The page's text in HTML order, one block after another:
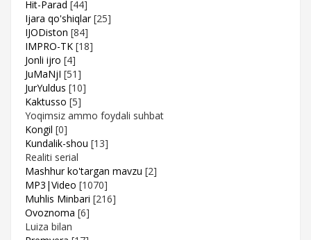
Hit-Parad [44]
Ijara qo'shiqlar [25]
IJODiston [84]
IMPRO-TK [18]
Jonli ijro [4]
JuMaNjI [51]
JurYuldus [10]
Kaktusso [5]
Yoqimsiz ammo foydali suhbat
Kongil [0]
Kundalik-shou [13]
Realiti serial
Mashhur ko'targan mavzu [2]
MP3|Video [1070]
Muhlis Minbari [216]
Ovoznoma [6]
Luiza bilan